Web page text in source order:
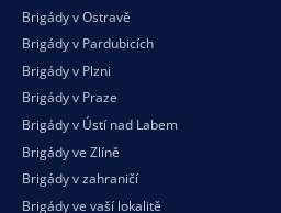
Brigády v Ostravě
Brigády v Pardubicích
Brigády v Plzni
Brigády v Praze
Brigády v Ústí nad Labem
Brigády ve Zlíně
Brigády v zahraničí
Brigády ve vaší lokalitě